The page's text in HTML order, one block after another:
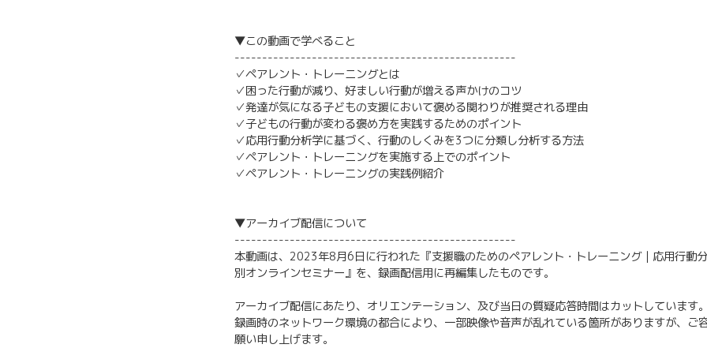
▼この動画で学べること
---------------------------------------------------
✓ペアレント・トレーニングとは
✓困った行動が減り、好ましい行動が増える声かけのコツ
✓発達が気になる子どもの支援において褒める関わりが推奨される理由
✓子どもの行動が変わる褒め方を実践するためのポイント
✓応用行動分析学に基づく、行動のしくみを3つに分類し分析する方法
✓ペアレント・トレーニングを実施する上でのポイント
✓ペアレント・トレーニングの実践例紹介
▼アーカイブ配信について
---------------------------------------------------
本動画は、2023年8月6日に行われた『支援職のためのペアレント・トレーニング｜応用行動
別オンラインセミナー』を、録画配信用に再編集したものです。
アーカイブ配信にあたり、オリエンテーション、及び当日の質疑応答時間はカットしています。
録画時のネットワーク環境の都合により、一部映像や音声が乱れている箇所がありますが、ご
願い申し上げます。